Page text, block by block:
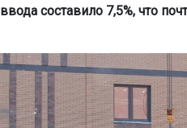
составило 7,5%, что